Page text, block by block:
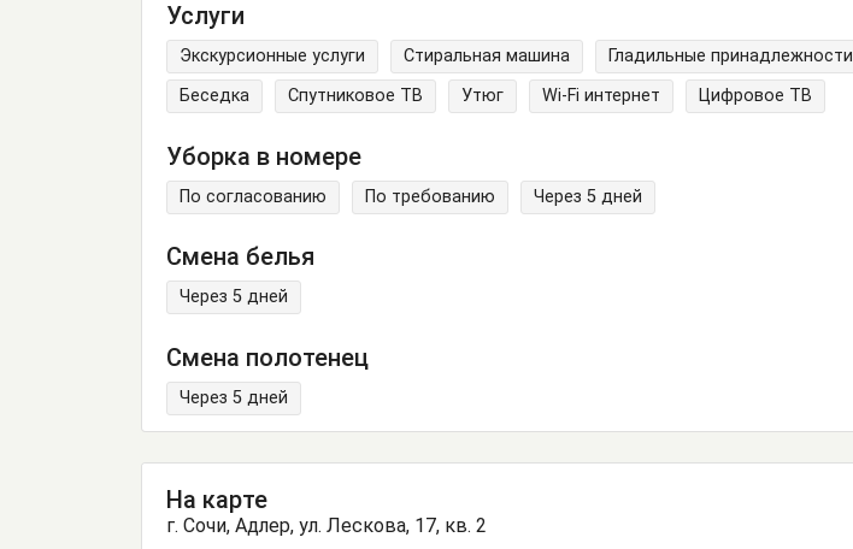
Услуги
Экскурсионные услуги Стиральная машина Гладильные принадлежности
Беседка
Спутниковое ТВ Утюг Wi-Fi интернет Цифровое ТВ
Уборка в номере
По согласованию По требованию Через 5 дней
Смена белья
Через 5 дней
Смена полотенец
Через 5 дней
На карте
г. Сочи, Адлер, ул. Лескова, 17, кв. 2